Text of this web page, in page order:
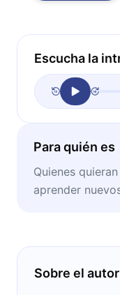
Escucha la
Para quién es
Quienes
aprender
Sobre el autor